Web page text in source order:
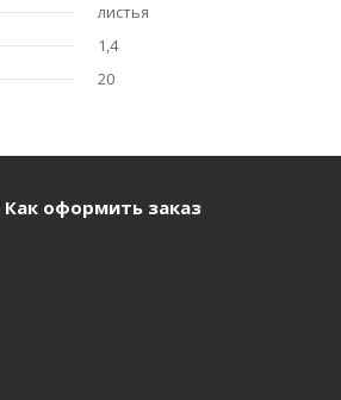
листья
1,4
20
Как оформить заказ